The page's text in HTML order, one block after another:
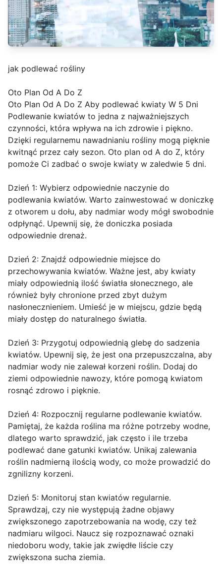
jak podlewać rośliny
Oto Plan Od A Do Z
Oto Plan Od A Do Z Aby podlewać kwiaty W 5 Dni
Podlewanie kwiatów to jedna z najważniejszych
czynności, która wpływa na ich zdrowie i piękno.
Dzięki regularnemu nawadnianiu rośliny mogą pięknie
kwitnąć przez cały sezon. Oto plan od A do Z, który
pomoże Ci zadbać o swoje kwiaty w zaledwie 5 dni.
Dzień 1: Wybierz odpowiednie naczynie do
podlewania kwiatów. Warto zainwestować w doniczkę
z otworem u dołu, aby nadmiar wody mógł swobodnie
odpłynąć. Upewnij się, że doniczka posiada
odpowiednie drenaż.
Dzień 2: Znajdź odpowiednie miejsce do
przechowywania kwiatów. Ważne jest, aby kwiaty
miały odpowiednią ilość światła słonecznego, ale
również były chronione przed zbyt dużym
nasłonecznieniem. Umieść je w miejscu, gdzie będą
miały dostęp do naturalnego światła.
Dzień 3: Przygotuj odpowiednią glebę do sadzenia
kwiatów. Upewnij się, że jest ona przepuszczalna, aby
nadmiar wody nie zalewał korzeni roślin. Dodaj do
ziemi odpowiednie nawozy, które pomogą kwiatom
rosnąć zdrowo i pięknie.
Dzień 4: Rozpocznij regularne podlewanie kwiatów.
Pamiętaj, że każda roślina ma różne potrzeby wodne,
dlatego warto sprawdzić, jak często i ile trzeba
podlewać dane gatunki kwiatów. Unikaj zalewania
roślin nadmierną ilością wody, co może prowadzić do
zgnilizny korzeni.
Dzień 5: Monitoruj stan kwiatów regularnie.
Sprawdzaj, czy nie występują żadne objawy
zwiększonego zapotrzebowania na wodę, czy też
nadmiaru wilgoci. Naucz się rozpoznawać oznaki
niedoboru wody, takie jak zwiędłe liście czy
zwiększona sucha ziemia.